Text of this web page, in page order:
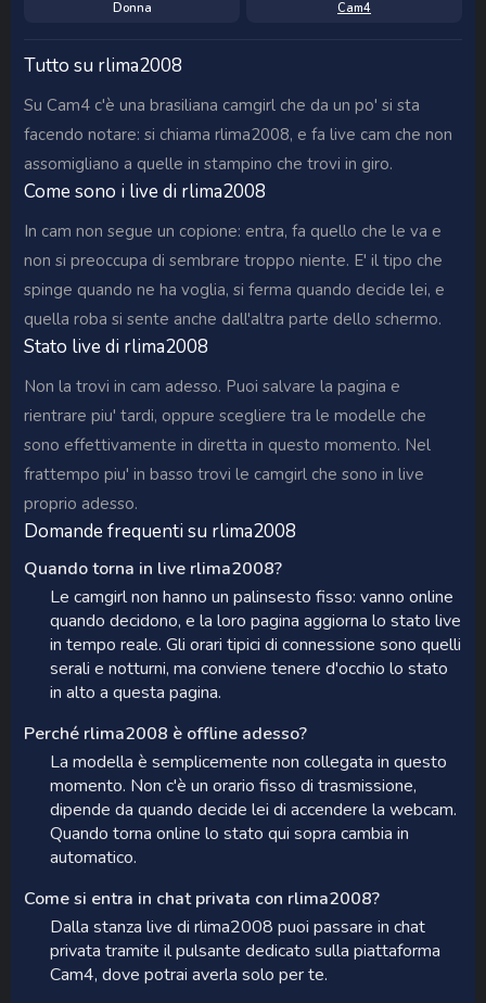
Donna Cam4
Tutto su rlima2008
Su Cam4 c'è una brasiliana camgirl che da un po' si sta
facendo notare: si chiama rlima2008, e fa live cam che non
assomigliano a quelle in stampino che trovi in giro.
Come sono i live di rlima2008
In cam non segue un copione: entra, fa quello che le va e
non si preoccupa di sembrare troppo niente. E' il tipo che
spinge quando ne ha voglia, si ferma quando decide lei, e
quella roba si sente anche dall'altra parte dello schermo.
Stato live di rlima2008
Non la trovi in cam adesso. Puoi salvare la pagina e
rientrare piu' tardi, oppure scegliere tra le modelle che
sono effettivamente in diretta in questo momento. Nel
frattempo piu' in basso trovi le camgirl che sono in live
proprio adesso.
Domande frequenti su rlima2008
Quando torna in live rlima2008?
Le camgirl non hanno un palinsesto fisso: vanno online
quando decidono, e la loro pagina aggiorna lo stato live
in tempo reale. Gli orari tipici di connessione sono quelli
serali e notturni, ma conviene tenere d'occhio lo stato
in alto a questa pagina.
Perché rlima2008 è offline adesso?
La modella è semplicemente non collegata in questo
momento. Non c'è un orario fisso di trasmissione,
dipende da quando decide lei di accendere la webcam.
Quando torna online lo stato qui sopra cambia in
automatico.
Come si entra in chat privata con rlima2008?
Dalla stanza live di rlima2008 puoi passare in chat
privata tramite il pulsante dedicato sulla piattaforma
Cam4, dove potrai averla solo per te.